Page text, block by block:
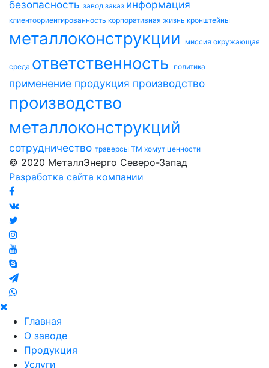
безопасность завод заказ информация
клиентоориентированность корпоративная жизнь кронштейны
металлоконструкции миссия окружающая
среда ответственность политика
применение продукция производство
производство
металлоконструкций
сотрудничество траверсы ТМ хомут ценности
© 2020 МеталлЭнерго Северо-Запад
Разработка сайта компании
Главная
О заводе
Продукция
Услуги